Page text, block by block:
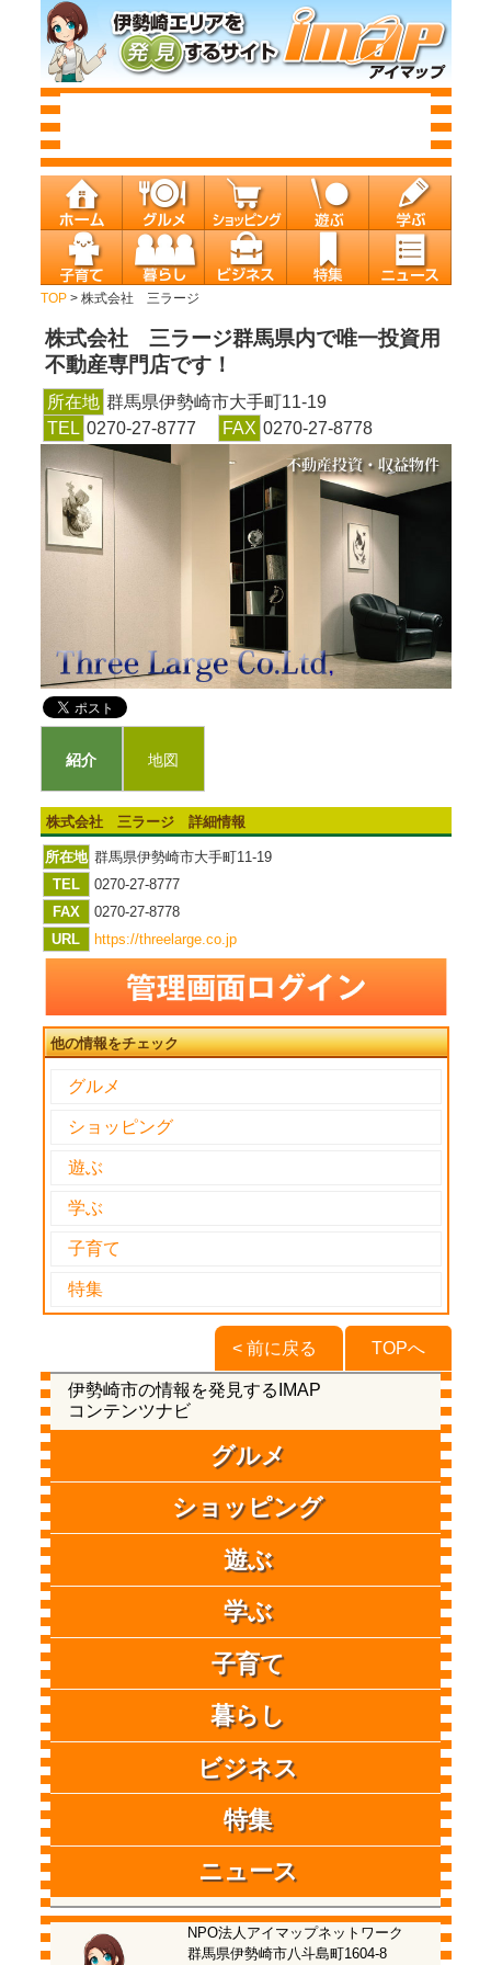
TOP> 株式会社 三ラージ
株式会社 三ラージ群馬県内で唯一投資用
不動産専門店です！
所在地 群馬県伊勢崎市大手町11-19
TEL 0270-27-8777 FAX 0270-27-8778
紹介 地図
株式会社 三ラージ 詳細情報
所在地 群馬県伊勢崎市大手町11-19
TEL
0270-27-8777
FAX
0270-27-8778
URL
https://threelarge.co.jp
他の情報をチェック
グルメ
ショッピング
遊ぶ
学ぶ
子育て
特集
TOPへ
< 前に戻る
伊勢崎市の情報を発見するIMAP
コンテンツナビ
グルメ
ショッピング
遊ぶ
学ぶ
子育て
暮らし
ビジネス
特集
ニュース
NPO法人アイマップネットワーク
群馬県伊勢崎市八斗島町1604-8